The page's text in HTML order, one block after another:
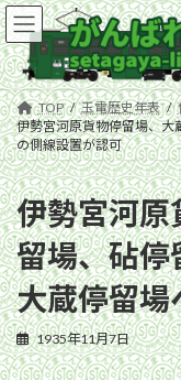
コ
ン
テ
ン
ツ
へ
ス
キ
ッ
プ
ナ
ビ
ゲ
ー
シ
ョ
ン
に
移
動
TOP 玉電歴史年表
伊勢宮河原貨物停留場、大
の側線設置が認可
伊勢宮河原
留場、砧停
大蔵停留場
1935年11月7日